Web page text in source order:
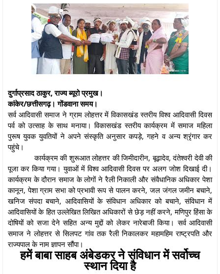
दुर्गाप्रसाद ठाकुर, राज्य ब्यूरो प्रमुख।
कांकेर/छत्तीसगढ़। गोंडवाना समय।
सर्व आदिवासी समाज ने ग्राम लोहत्तर में विकासखंड स्तरीय विश्व आदिवासी दिवस
पर्व को उत्साह के साथ मनाया। विकासखंड स्तरीय कार्यक्रम में समाज महिला
पुरूष युवक युवतियों ने अपने संस्कृति अनुसार कपड़े, गहने व अन्य श्रृंगार कर
पहुंचे।
कार्यक्रम की शुरूआत लोहत्तर की जिमीदारीन, बूढ़ादेव, दंतेश्वरी देवी की
पूजा कर किया गया। युवाओं में विश्व आदिवासी दिवस पर अलग जोश दिखाई दी।
कार्यक्रम के दौरान समाज के लोगों ने रैली निकाली और संवैधानिक अधिकार पेशा
कानून, पेशा ग्राम सभा को प्रभावी रूप से पालन करने, जल जंगल जमीन बचाने,
खनिज संपदा बचाने, आदिवासियों के संविधान अधिकार को बचाने, संविधान में
आदिवासियों के हित उल्लेखित लिखित अधिकारों से छेड़ नहीं करने, मणिपुर हिंसा के
दोषियों को सजा देने सहित अन्य मुद्दों को लेकर नारेबाजी किया। सर्व आदिवासी
समाज ने लोहत्तर से सिलपट गांव तक रैली निकालकर महामहिम राष्ट्रपति और
राज्यपाल के नाम ज्ञापन सौंपा।
हमें बाबा साहब अंबेडकर ने संविधान में सर्वोच्च
स्थान दिया है